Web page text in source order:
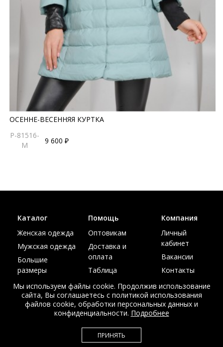
ОСЕННЕ-ВЕСЕННЯЯ КУРТКА
P-81516-
M
9 600 ₽
© Интернет магазин верхней одежды из меха и кожи
EDEM-ROOM 2011-2026
Каталог
Женская одежда
Мужская одежда
Большие
размеры
Акции
Помощь
Оптовикам
Доставка и
оплата
Таблица
Компания
Личный
кабинет
Вакансии
Контакты
Мы используем файлы cookie. Продолжив использование
сайта, Вы соглашаетесь с политикой использования
файлов cookie, обработки персональных данных и
конфиденциальности. Подробнее
ПРИНЯТЬ